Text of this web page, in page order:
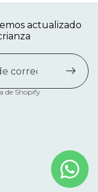
actualizado
de Shopify